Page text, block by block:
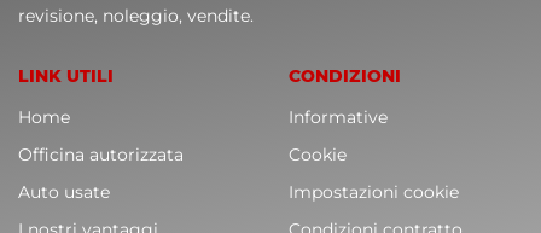
revisione, noleggio, vendite.
LINK UTILI
Home
Officina autorizzata
Auto usate
CONDIZIONI
Informative
Cookie
Impostazioni cookie